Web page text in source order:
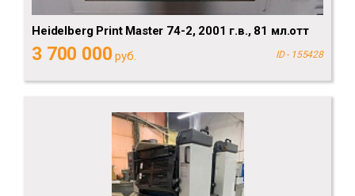
Heidelberg Рrint Мaster 74-2, 2001 г.в., 81 мл.отт
3 700 000 руб. ID - 155428